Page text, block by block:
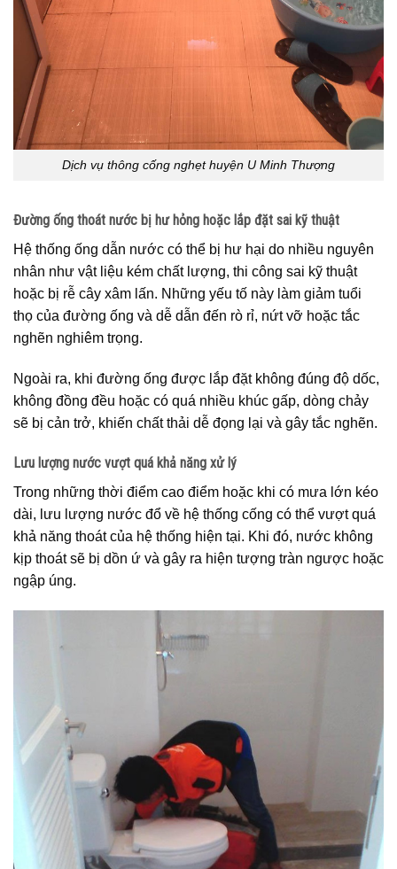
Dịch vụ thông cống nghẹt huyện U Minh Thượng
Đường ống thoát nước bị hư hỏng hoặc lắp đặt sai kỹ thuật
Hệ thống ống dẫn nước có thể bị hư hại do nhiều nguyên
nhân như vật liệu kém chất lượng, thi công sai kỹ thuật
hoặc bị rễ cây xâm lấn. Những yếu tố này làm giảm tuổi
thọ của đường ống và dễ dẫn đến rò rỉ, nứt vỡ hoặc tắc
nghẽn nghiêm trọng.
Ngoài ra, khi đường ống được lắp đặt không đúng độ dốc,
không đồng đều hoặc có quá nhiều khúc gấp, dòng chảy
sẽ bị cản trở, khiến chất thải dễ đọng lại và gây tắc nghẽn.
Lưu lượng nước vượt quá khả năng xử lý
Trong những thời điểm cao điểm hoặc khi có mưa lớn kéo
dài, lưu lượng nước đổ về hệ thống cống có thể vượt quá
khả năng thoát của hệ thống hiện tại. Khi đó, nước không
kịp thoát sẽ bị dồn ứ và gây ra hiện tượng tràn ngược hoặc
ngập úng.